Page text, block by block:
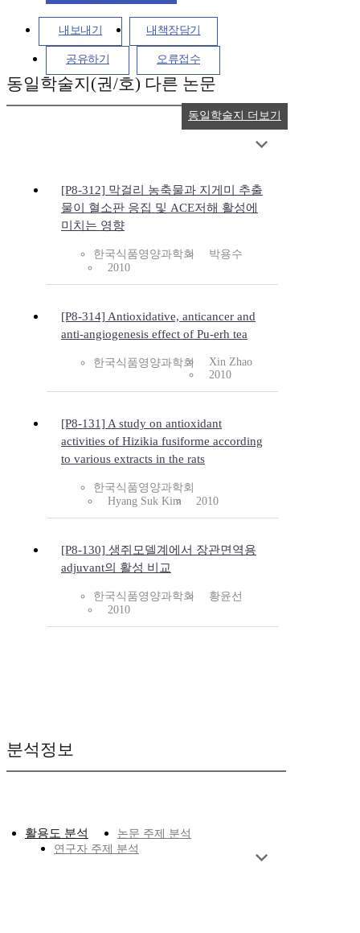
내보내기 내책장담기
공유하기 오류접수
동일학술지(권/호) 다른 논문
[P8-312] 막걸리 농축물과 지게미 추출
물이 혈소판 응집 및 ACE저해 활성에
미치는 영향
한국식품영양과학회
박용수
2010
[P8-314] Antioxidative, anticancer and
anti-angiogenesis effect of Pu-erh tea
한국식품영양과학회
Xin Zhao
2010
[P8-131] A study on antioxidant
activities of Hizikia fusiforme according
to various extracts in the rats
한국식품영양과학회
Hyang Suk Kim
2010
[P8-130] 생쥐모델계에서 장관면역용
adjuvant의 활성 비교
한국식품영양과학회
황윤선
2010
동일학술지 더보기
분석정보
활용도 분석
논문 주제 분석
연구자 주제 분석